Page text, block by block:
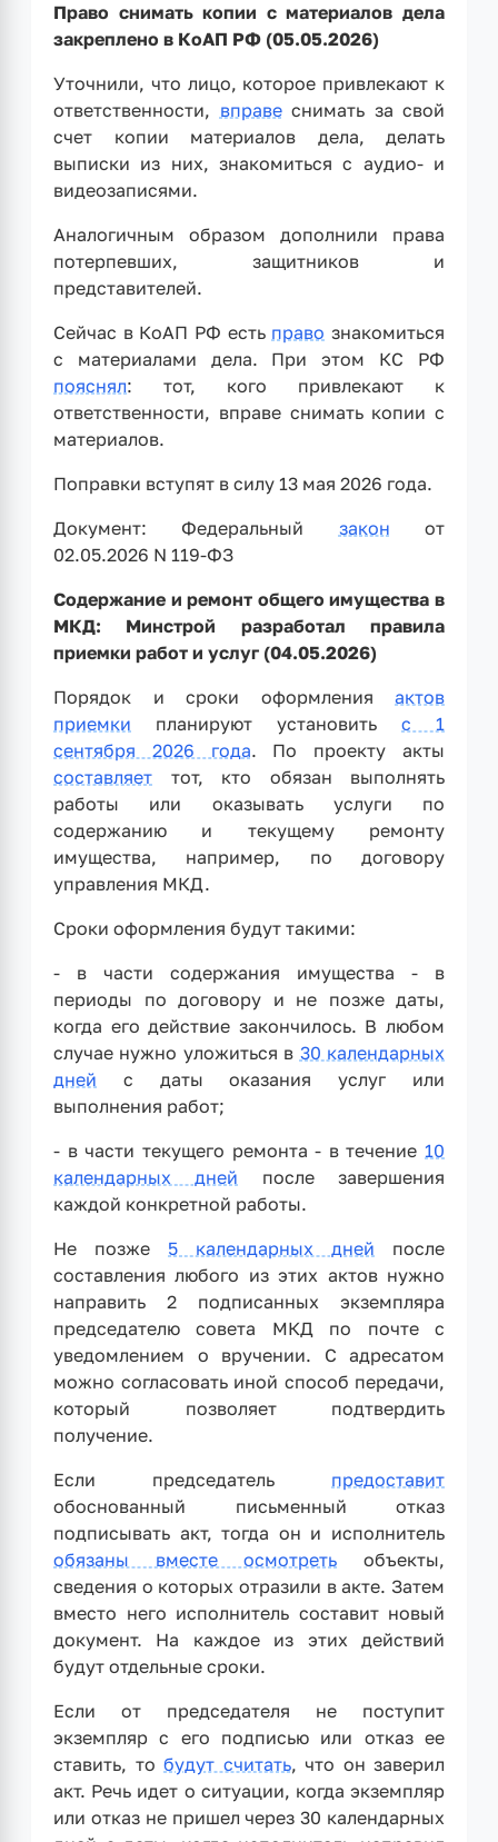
Право снимать копии с материалов дела
закреплено в КоАП РФ (05.05.2026)
Уточнили, что лицо, которое привлекают к
ответственности, вправеснимать за свой
счет копии материалов дела, делать
выписки из них, знакомиться с аудио- и
видеозаписями.
Аналогичным образом дополнили права
потерпевших, защитников и
представителей.
Сейчас в КоАП РФ есть право знакомиться
с материалами дела. При этом КС РФ
пояснял: тот, кого привлекают к
ответственности, вправе снимать копии с
материалов.
Поправки вступят в силу 13 мая 2026 года.
Документ: Федеральный закон от
02.05.2026 N 119-ФЗ
Содержание и ремонт общего имущества в
МКД: Минстрой разработал правила
приемки работ и услуг (04.05.2026)
Порядок и сроки оформления актов
приемки планируют установить с 1
сентября 2026 года. По проекту акты
составляет тот, кто обязан выполнять
работы или оказывать услуги по
содержанию и текущему ремонту
имущества, например, по договору
управления МКД.
Сроки оформления будут такими:
- в части содержания имущества - в
периоды по договору и не позже даты,
когда его действие закончилось. В любом
случае нужно уложиться в 30 календарных
дней с даты оказания услуг или
выполнения работ;
- в части текущего ремонта - в течение 10
календарных дней после завершения
каждой конкретной работы.
Не позже 5 календарных дней после
составления любого из этих актов нужно
направить 2 подписанных экземпляра
председателю совета МКД по почте с
уведомлением о вручении. С адресатом
можно согласовать иной способ передачи,
который позволяет подтвердить
получение.
Если председатель предоставит
обоснованный письменный отказ
подписывать акт, тогда он и исполнитель
обязаны вместе осмотреть объекты,
сведения о которых отразили в акте. Затем
вместо него исполнитель составит новый
документ. На каждое из этих действий
будут отдельные сроки.
Если от председателя не поступит
экземпляр с его подписью или отказ ее
ставить, то будут считать, что он заверил
акт. Речь идет о ситуации, когда экземпляр
или отказ не пришел через 30 календарных